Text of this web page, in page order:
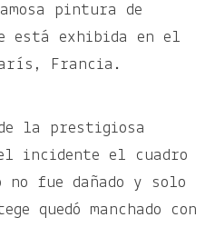
pintura de
está exhibida en el
Francia.
la prestigiosa
incidente el cuadro
no fue dañado y solo
quedó manchado con